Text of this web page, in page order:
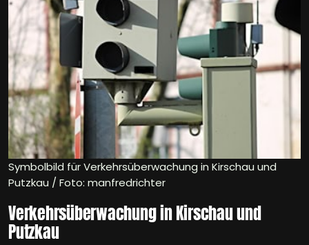
Symbolbild für Verkehrsüberwachung in Kirschau und
Putzkau / Foto: manfredrichter
Verkehrsüberwachung in Kirschau und
Putzkau